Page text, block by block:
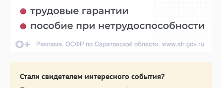
Стали свидетелем интересного события?